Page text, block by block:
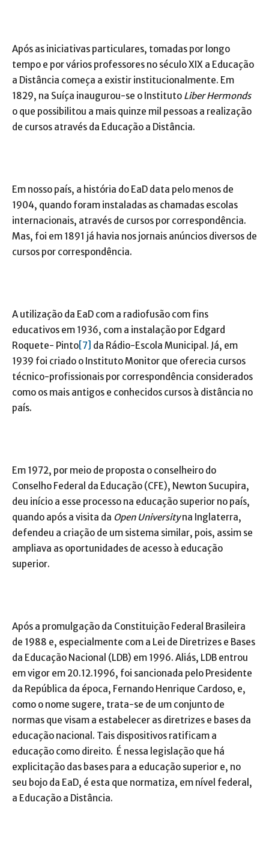
Após as iniciativas particulares, tomadas por longo
tempo e por vários professores no século XIX a Educação
a Distância começa a existir institucionalmente. Em
1829, na Suíça inaugurou-se o Instituto Liber Hermonds
o que possibilitou a mais quinze mil pessoas a realização
de cursos através da Educação a Distância.
Em nosso país, a história do EaD data pelo menos de
1904, quando foram instaladas as chamadas escolas
internacionais, através de cursos por correspondência.
Mas, foi em 1891 já havia nos jornais anúncios diversos de
cursos por correspondência.
A utilização da EaD com a radiofusão com fins
educativos em 1936, com a instalação por Edgard
Roquete- Pinto [7] da Rádio-Escola Municipal. Já, em
1939 foi criado o Instituto Monitor que oferecia cursos
técnico-profissionais por correspondência considerados
como os mais antigos e conhecidos cursos à distância no
país.
Em 1972, por meio de proposta o conselheiro do
Conselho Federal da Educação (CFE), Newton Sucupira,
deu início a esse processo na educação superior no país,
quando após a visita da Open Universityna Inglaterra,
defendeu a criação de um sistema similar, pois, assim se
ampliava as oportunidades de acesso à educação
superior.
Após a promulgação da Constituição Federal Brasileira
de 1988 e, especialmente com a Lei de Diretrizes e Bases
da Educação Nacional (LDB) em 1996. Aliás, LDB entrou
em vigor em 20.12.1996, foi sancionada pelo Presidente
da República da época, Fernando Henrique Cardoso, e,
como o nome sugere, trata-se de um conjunto de
normas que visam a estabelecer as diretrizes e bases da
educação nacional. Tais dispositivos ratificam a
educação como direito. É nessa legislação que há
explicitação das bases para a educação superior e, no
seu bojo da EaD, é esta que normatiza, em nível federal,
a Educação a Distância.